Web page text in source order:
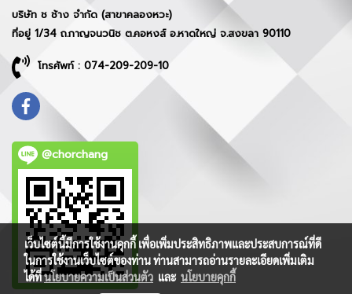
บริษัท ช ช้าง จำกัด (สาขาคลองหวะ)
ที่อยู่ 1/34 ถ.กาญจนวนิช ต.คอหงส์ อ.หาดใหญ่ จ.สงขลา 90110
โทรศัพท์ : 074-209-209-10
@chorchang
เว็บไซต์นี้มีการใช้งานคุกกี้ เพื่อเพิ่มประสิทธิภาพและประสบการณ์ที่ดี
ในการใช้งานเว็บไซต์ของท่าน ท่านสามารถอ่านรายละเอียดเพิ่มเติม
ได้ที่นโยบายความเป็นส่วนตัว และ นโยบายคุกกี้